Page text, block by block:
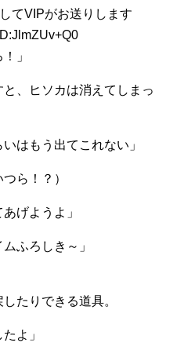
てVIPがお送りします
」
、ヒソカは消えてしまっ
はもう出てこれない」
ら！？）
げようよ」
ふろしき～」
たりできる道具。
よ」